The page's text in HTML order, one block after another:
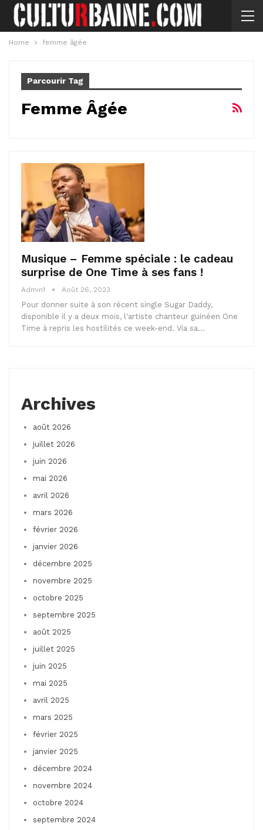
Home femme âgée
Parcourir Tag
Femme Âgée
Musique – Femme spéciale : le cadeau
surprise de One Time à ses fans !
Admin1 Août 26, 2023
Pour donner suite à son récent single Sugar Daddy,
disponible il y a deux mois, l'artiste chanteur guinéen One
Time à repris les hostilités ce week-end. Via sa…
Archives
août 2026
juillet 2026
juin 2026
mai 2026
avril 2026
mars 2026
février 2026
janvier 2026
décembre 2025
novembre 2025
octobre 2025
septembre 2025
août 2025
juillet 2025
juin 2025
mai 2025
avril 2025
mars 2025
février 2025
janvier 2025
décembre 2024
novembre 2024
octobre 2024
septembre 2024